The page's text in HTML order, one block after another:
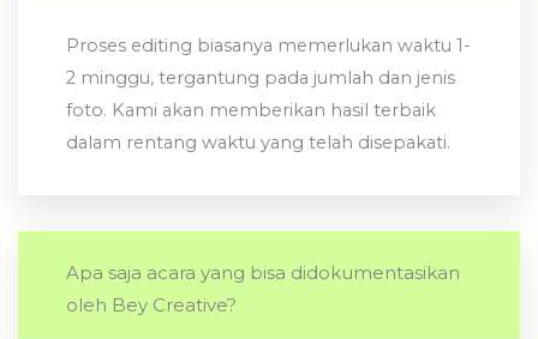
Proses editing biasanya memerlukan waktu 1-
2 minggu, tergantung pada jumlah dan jenis
foto. Kami akan memberikan hasil terbaik
dalam rentang waktu yang telah disepakati.
Apa saja acara yang bisa didokumentasikan
oleh Bey Creative?